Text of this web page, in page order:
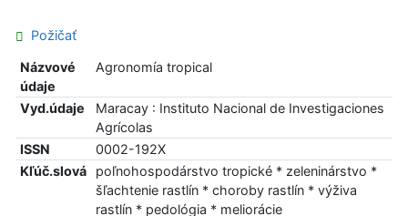
Požičať
Názvové
údaje
Agronomía tropical
Vyd.údaje
Maracay : Instituto Nacional de Investigaciones
Agrícolas
ISSN
0002-192X
Kľúč.slová
poľnohospodárstvo tropické * zeleninárstvo *
šľachtenie rastlín * choroby rastlín * výživa
rastlín * pedológia * meliorácie